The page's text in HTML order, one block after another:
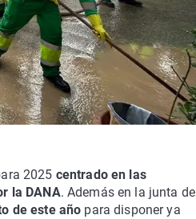
2025 centrado en las
la DANA. Además en la junta de
de este año para disponer ya